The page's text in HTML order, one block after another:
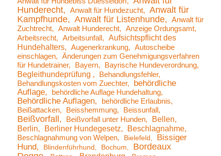
Hunderecht
Anwalt für Hundezucht
Anwalt für
Kampfhunde
Anwalt für Listenhunde
Anwalt für
Zuchtrecht
Anwalt Hunderecht
Anzeige Ordungsamt
Arbeitsrecht
Arbeitsunfall
Aufsichtspflicht des
Hundehalters
Augenerkrankung
Autoscheibe
einschlagen
Änderungen zum Genehmigungsverfahren
für Hundetrainer
Bayern Bayrische Hundeverordnung
Begleithundeprüfung
Behandlungsfehler
Behandlungskosten vom Zuechter
behördliche
Auflage
behördliche Auflage Hundehaltung
Behördliche Auflagen
behördliche Erlaubnis
Beißattacken
Beisshemmung Beissunfall
Beißvorfall Beißvorfall unter Hunden
Bellen
Berlin
Berliner Hundegesetz Beschlagnahme
Beschlagnahmung von Welpen Bielefeld
Bissiger
Hund
Blindenführhund Bochum
Bordeaux